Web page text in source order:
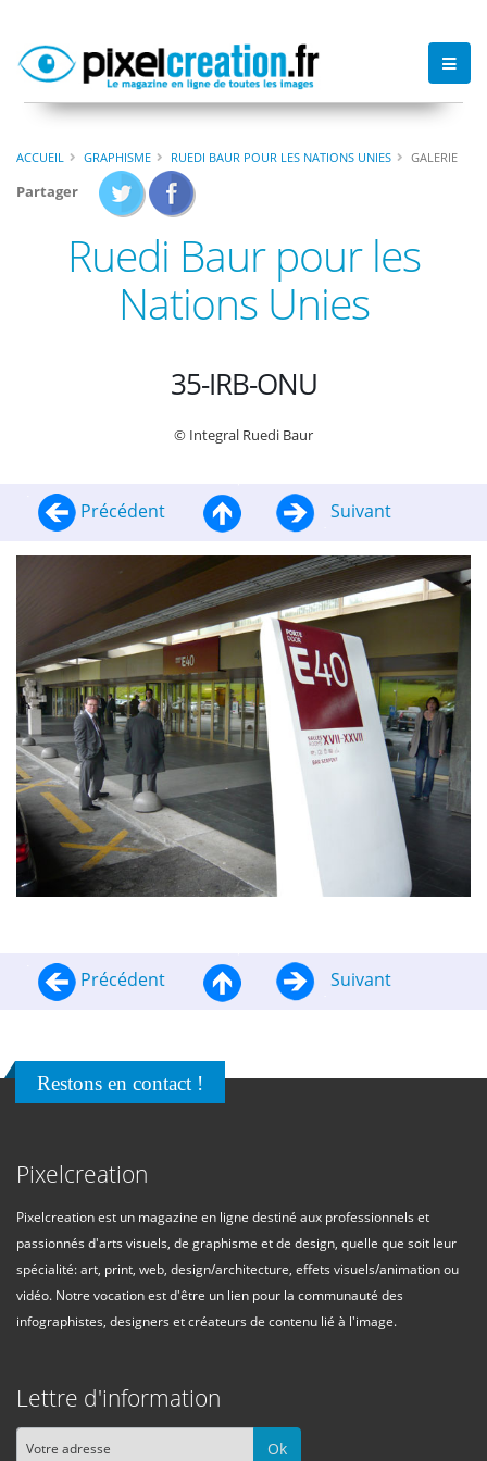
ACCUEIL GRAPHISME RUEDI BAUR POUR LES NATIONS UNIES GALERIE
Partager
Ruedi Baur pour les
Nations Unies
35-IRB-ONU
© Integral Ruedi Baur
Précédent Suivant
Précédent Suivant
Restons en contact !
Pixelcreation
Pixelcreation est un magazine en ligne destiné aux professionnels et
passionnés d'arts visuels, de graphisme et de design, quelle que soit leur
spécialité: art, print, web, design/architecture, effets visuels/animation ou
vidéo. Notre vocation est d'être un lien pour la communauté des
infographistes, designers et créateurs de contenu lié à l'image.
Lettre d'information
Ok